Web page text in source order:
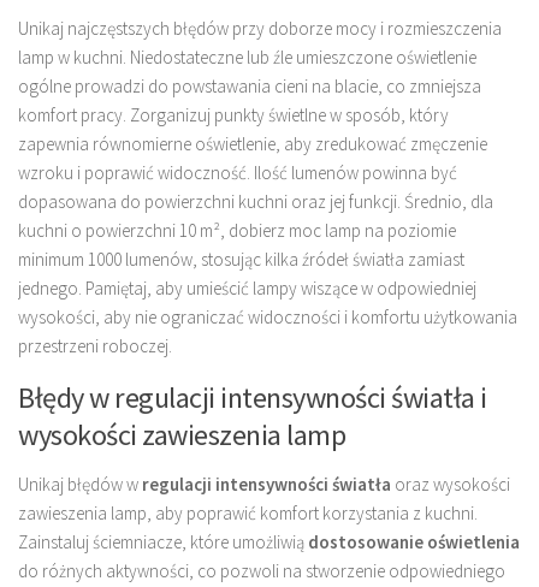
Unikaj najczęstszych błędów przy doborze mocy i rozmieszczenia
lamp w kuchni. Niedostateczne lub źle umieszczone oświetlenie
ogólne prowadzi do powstawania cieni na blacie, co zmniejsza
komfort pracy. Zorganizuj punkty świetlne w sposób, który
zapewnia równomierne oświetlenie, aby zredukować zmęczenie
wzroku i poprawić widoczność. Ilość lumenów powinna być
dopasowana do powierzchni kuchni oraz jej funkcji. Średnio, dla
kuchni o powierzchni 10 m², dobierz moc lamp na poziomie
minimum 1000 lumenów, stosując kilka źródeł światła zamiast
jednego. Pamiętaj, aby umieścić lampy wiszące w odpowiedniej
wysokości, aby nie ograniczać widoczności i komfortu użytkowania
przestrzeni roboczej.
Błędy w regulacji intensywności światła i
wysokości zawieszenia lamp
Unikaj błędów w regulacji intensywności światła oraz wysokości
zawieszenia lamp, aby poprawić komfort korzystania z kuchni.
Zainstaluj ściemniacze, które umożliwią dostosowanie oświetlenia
do różnych aktywności, co pozwoli na stworzenie odpowiedniego